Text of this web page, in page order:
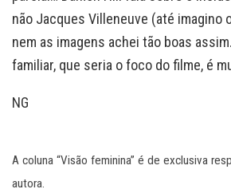
não Jacques Villeneuve (até imagino
nem as imagens achei tão boas
familiar, que seria o foco do filme, é
NG
A coluna “Visão feminina” é de exclusiva
autora.